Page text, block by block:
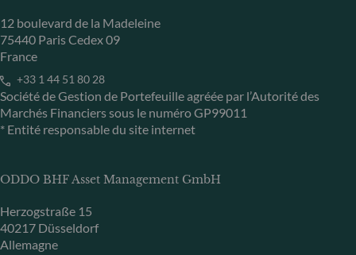
12 boulevard de la Madeleine
75440 Paris Cedex 09
France
+33 1 44 51 80 28
Société de Gestion de Portefeuille agréée par l’Autorité des
Marchés Financiers sous le numéro GP99011
* Entité responsable du site internet
ODDO BHF Asset Management GmbH
Herzogstraße 15
40217 Düsseldorf
Allemagne